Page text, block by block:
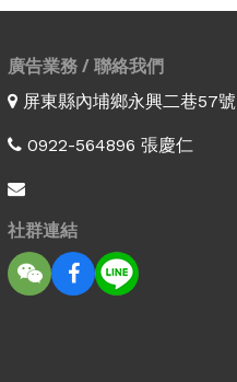
廣告業務 / 聯絡我們
屏東縣內埔鄉永興二巷57號
0922-564896 張慶仁
社群連結